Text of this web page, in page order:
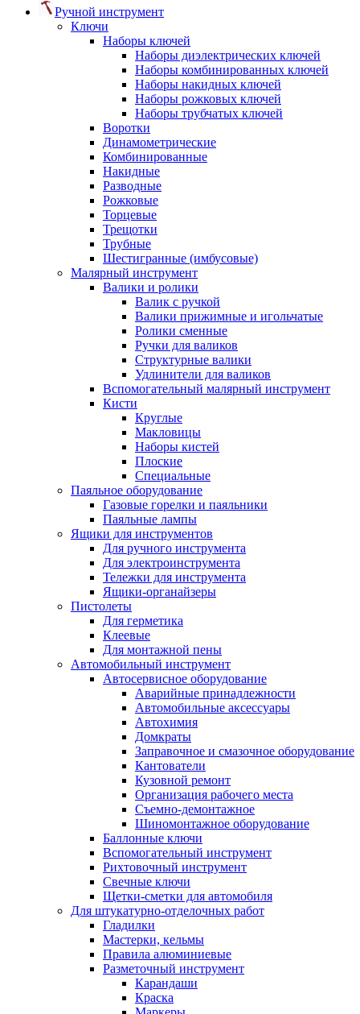
Ручной инструмент
Ключи
Наборы ключей
Наборы диэлектрических ключей
Наборы комбинированных ключей
Наборы накидных ключей
Наборы рожковых ключей
Наборы трубчатых ключей
Воротки
Динамометрические
Комбинированные
Накидные
Разводные
Рожковые
Торцевые
Трещотки
Трубные
Шестигранные (имбусовые)
Малярный инструмент
Валики и ролики
Валик с ручкой
Валики прижимные и игольчатые
Ролики сменные
Ручки для валиков
Структурные валики
Удлинители для валиков
Вспомогательный малярный инструмент
Кисти
Круглые
Макловицы
Наборы кистей
Плоские
Специальные
Паяльное оборудование
Газовые горелки и паяльники
Паяльные лампы
Ящики для инструментов
Для ручного инструмента
Для электроинструмента
Тележки для инструмента
Ящики-органайзеры
Пистолеты
Для герметика
Клеевые
Для монтажной пены
Автомобильный инструмент
Автосервисное оборудование
Аварийные принадлежности
Автомобильные аксессуары
Автохимия
Домкраты
Заправочное и смазочное оборудование
Кантователи
Кузовной ремонт
Организация рабочего места
Съемно-демонтажное
Шиномонтажное оборудование
Баллонные ключи
Вспомогательный инструмент
Рихтовочный инструмент
Свечные ключи
Щетки-сметки для автомобиля
Для штукатурно-отделочных работ
Гладилки
Мастерки, кельмы
Правила алюминиевые
Разметочный инструмент
Карандаши
Краска